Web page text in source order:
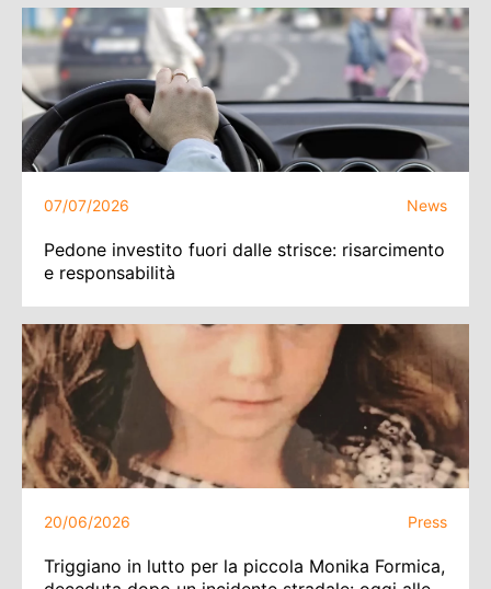
07/07/2026 News
Pedone investito fuori dalle strisce: risarcimento
e responsabilità
20/06/2026 Press
Triggiano in lutto per la piccola Monika Formica,